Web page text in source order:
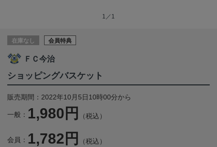
1／1
在庫なし 会員特典
ＦＣ今治
ショッピングバスケット
販売期間：2022年10月5日10時00分から
一般： 1,980円 （税込）
会員： 1,782円 （税込）